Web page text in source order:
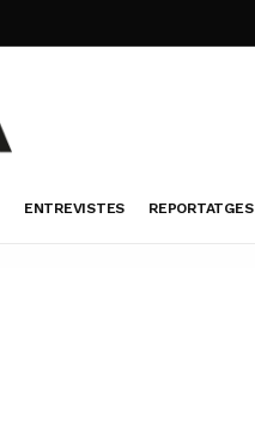
ENTREVISTES REPORTATGES